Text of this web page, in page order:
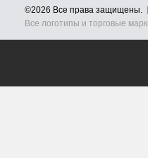
©2026 Все права защищены.
Все логотипы и торговые